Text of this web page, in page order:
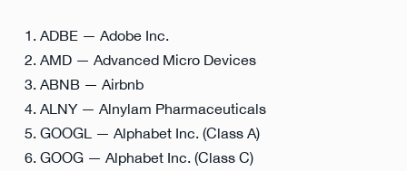
ADBE — Adobe Inc.
AMD — Advanced Micro Devices
ABNB — Airbnb
ALNY — Alnylam Pharmaceuticals
GOOGL — Alphabet Inc. (Class A)
GOOG — Alphabet Inc. (Class C)